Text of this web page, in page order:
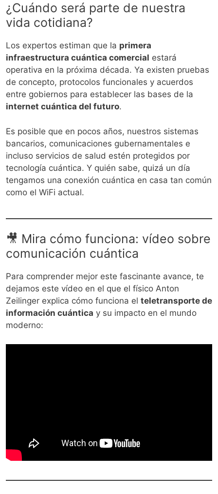
¿Cuándo será parte de nuestra
vida cotidiana?
Los expertos estiman que la primera
infraestructura cuántica comercial estará
operativa en la próxima década. Ya existen pruebas
de concepto, protocolos funcionales y acuerdos
entre gobiernos para establecer las bases de la
internet cuántica del futuro.
Es posible que en pocos años, nuestros sistemas
bancarios, comunicaciones gubernamentales e
incluso servicios de salud estén protegidos por
tecnología cuántica. Y quién sabe, quizá un día
tengamos una conexión cuántica en casa tan común
como el WiFi actual.
🎥 Mira cómo funciona: vídeo sobre
comunicación cuántica
Para comprender mejor este fascinante avance, te
dejamos este vídeo en el que el físico Anton
Zeilinger explica cómo funciona el teletransporte de
información cuántica y su impacto en el mundo
moderno: